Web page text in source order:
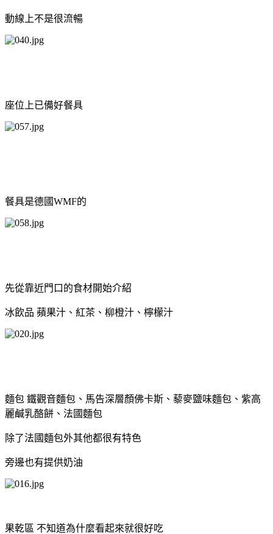
動線上不是很流暢
座位上已備好餐具
餐具是德國WMF的
先從靠近門口的食材開始介紹
冰飲品 蘋果汁、紅茶、柳橙汁、檸檬汁
麵包 鐵觀音麵包、馬告深層顏佛卡斯、藜麥鹽味麵包、紫高
麗鹹乳酪餅、法國麵包
除了法國麵包外其他都很有特色
旁邊也有提供奶油
果乾區 不知道為什麼看起來就很好吃